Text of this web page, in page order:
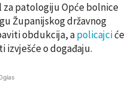
za patologiju Opće bolnice
Županijskog državnog
obdukcija, apolicajciće
o događaju.